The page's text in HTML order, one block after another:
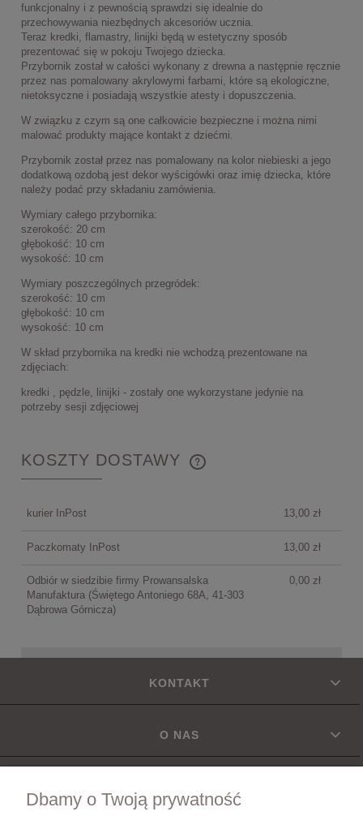
funkcjonalny i z pewnością sprawdzi się idealnie do
przechowywania niezbędnych akcesoriów ucznia.
Teraz kredki, flamastry, linijki będą w estetyczny sposób
prezentować się w pokoju Twojego dziecka.
Przybornik został w całości wykonany z drewna a następnie ręcznie
przez nas pomalowany akrylowymi farbami, które są ekologiczne,
nietoksyczne i posiadają wszystkie atesty i dopuszczenia.
W związku z czym są one całkowicie bezpieczne i można nimi
malować produkty mające kontakt z dziećmi.
Przybornik został przez nas pomalowany na kolor niebieski a jego
dodatkową ozdobą jest dekor wyścigówki oraz imię dziecka, które
należy podać przy składaniu zamówienia.
Wymiary całego przybornika:
szerokość: 20 cm
głębokość: 10 cm
wysokość: 10 cm
Wymiary poszczególnych przegródek:
szerokość: 10 cm
głębokość: 10 cm
wysokość: 10 cm
W skład przybornika na kredki nie wchodzą prezentowane na
zdjęciach:
kredki , pędzle, linijki - zostały one wykorzystane jedynie na
potrzeby sesji zdjęciowej
KOSZTY DOSTAWY
CENA NIE ZAWIERA EWENTUALNYCH KOSZTÓW
kurier InPost 13,00 zł
Paczkomaty InPost 13,00 zł
Odbiór w siedzibie firmy Prowansalska
Manufaktura(Świętego Antoniego 68A, 41-303
Dąbrowa Górnicza)
0,00 zł
KONTAKT
O NAS
Dbamy o Twoją prywatność